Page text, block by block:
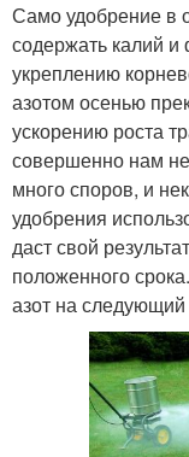
Само удобрение в
содержать калий
укреплению
азотом осенью
ускорению роста
совершенно нам
много споров, и
удобрения
даст свой
положенного
азот на следующий